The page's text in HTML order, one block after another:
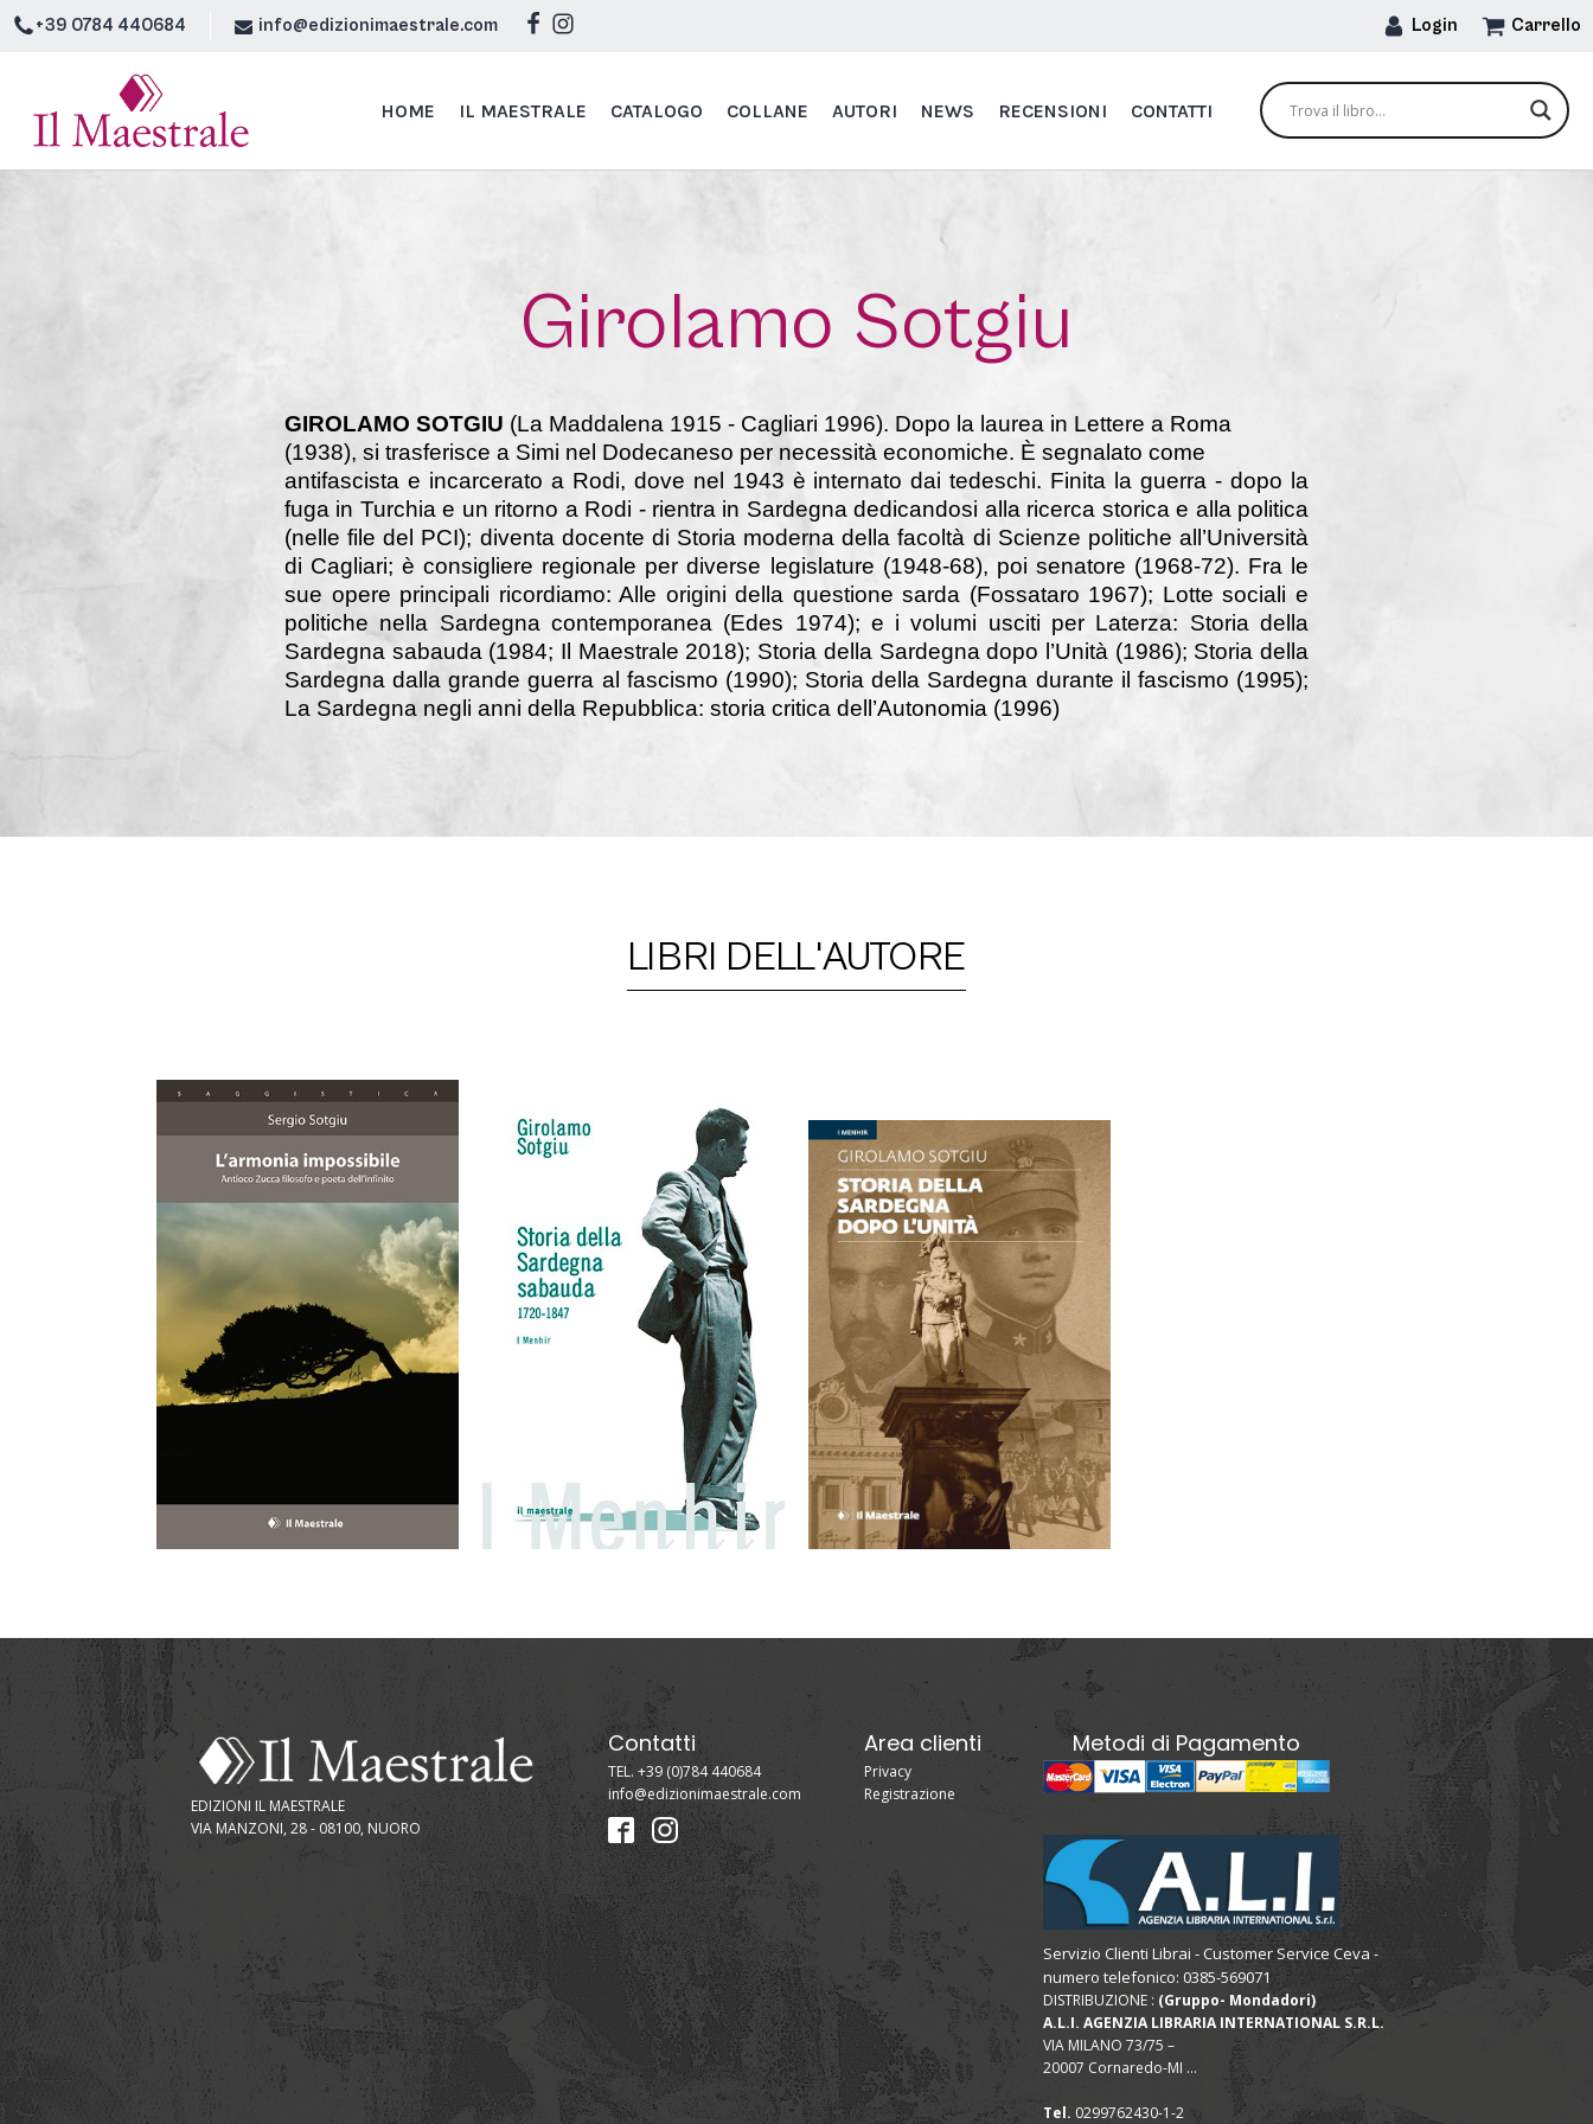
+39 0784 440684 info@edizionimaestrale.com Login Carrello
HOME IL MAESTRALE CATALOGO COLLANE AUTORI NEWS RECENSIONI CONTATTI
Girolamo Sotgiu
GIROLAMO SOTGIU (La Maddalena 1915 - Cagliari 1996). Dopo la laurea in Lettere a Roma
(1938), si trasferisce a Simi nel Dodecaneso per necessità economiche. È segnalato come
antifascista e incarcerato a Rodi, dove nel 1943 è internato dai tedeschi. Finita la guerra - dopo la
fuga in Turchia e un ritorno a Rodi - rientra in Sardegna dedicandosi alla ricerca storica e alla politica
(nelle file del PCI); diventa docente di Storia moderna della facoltà di Scienze politiche all’Università
di Cagliari; è consigliere regionale per diverse legislature (1948-68), poi senatore (1968-72). Fra le
sue opere principali ricordiamo: Alle origini della questione sarda (Fossataro 1967); Lotte sociali e
politiche nella Sardegna contemporanea (Edes 1974); e i volumi usciti per Laterza: Storia della
Sardegna sabauda (1984; Il Maestrale 2018); Storia della Sardegna dopo l’Unità (1986); Storia della
Sardegna dalla grande guerra al fascismo (1990); Storia della Sardegna durante il fascismo (1995);
La Sardegna negli anni della Repubblica: storia critica dell’Autonomia (1996)
LIBRI DELL'AUTORE
EDIZIONI IL MAESTRALE
VIA MANZONI, 28 - 08100, NUORO
Contatti
TEL. +39 (0)784 440684
info@edizionimaestrale.com
Area clienti
Privacy
Registrazione
Metodi di Pagamento
Servizio Clienti Librai - Customer Service Ceva -
numero telefonico: 0385-569071
DISTRIBUZIONE : (Gruppo- Mondadori)
A.L.I. AGENZIA LIBRARIA INTERNATIONAL S.R.L.
VIA MILANO 73/75 –
20007 Cornaredo-MI ...
Tel. 0299762430-1-2